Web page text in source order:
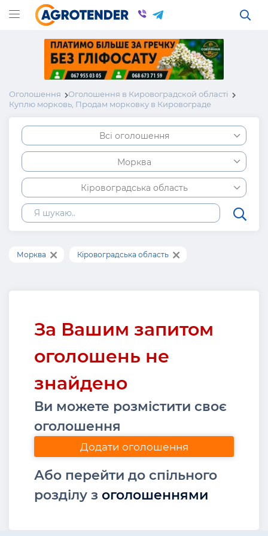
Оголошення
Оголошення в Кировоградской області
Куплю морковь, Продам морковку в Кировограде
Всі оголошення
Морква
Кіровоградська область
Морква Кіровоградська область
За Вашим запитом
оголошень не
знайдено
Ви можете розмістити своє
оголошення
Додати оголошення
Або перейти до спільного
розділу з оголошеннями